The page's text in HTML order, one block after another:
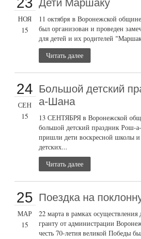
НОЯ
15
Дети Маршаку
11 октября в Воронежской
был организован и проведен
для детей и их родителей
Читать далее
24
СЕН
15
Большой детский
а-Шана
13 СЕНТЯБРЯ в Воронежской
большой детский праздник Рош-
пришли дети воскресной школы и
детских...
Читать далее
25
МАР
15
Поездка на
22 марта в рамках осуществления
гранту от администрации
честь 70-летия великой Победы